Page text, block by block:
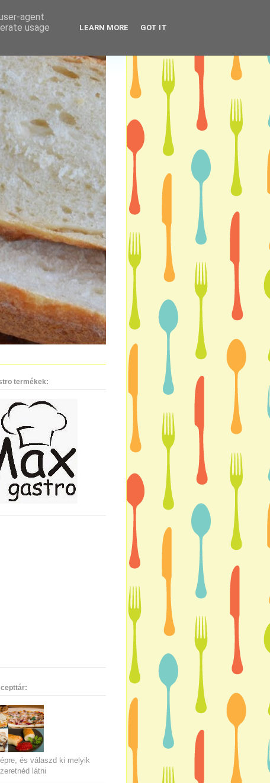
termékek:
és válaszd ki melyik
látni
agent
usage
LEARN MORE GOT IT